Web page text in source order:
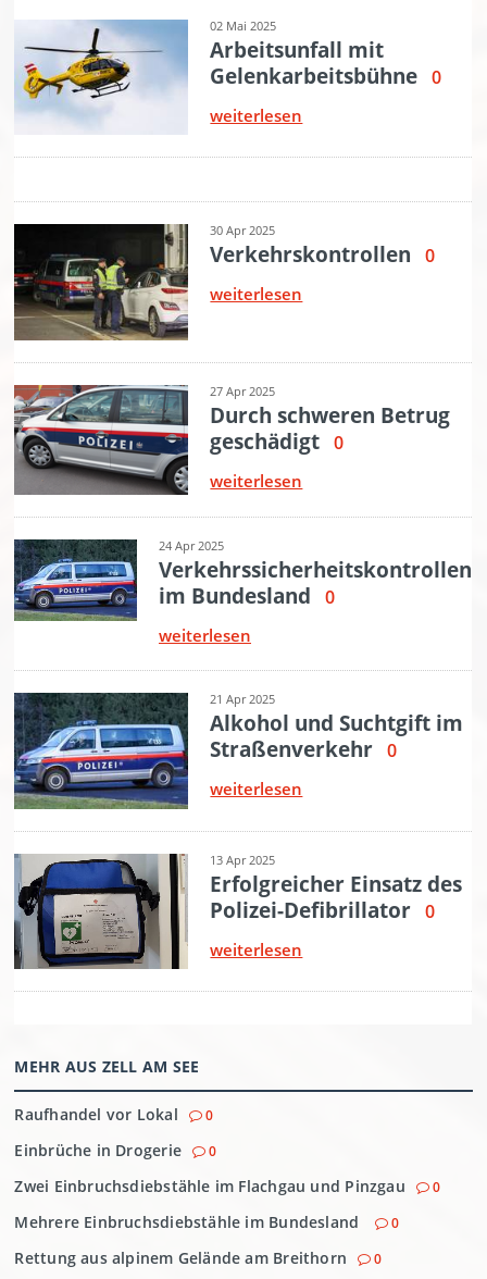
MEHR AUS ZELL AM SEE
Raufhandel vor Lokal 0
Einbrüche in Drogerie 0
Zwei Einbruchsdiebstähle im Flachgau und Pinzgau 0
Mehrere Einbruchsdiebstähle im Bundesland 0
Rettung aus alpinem Gelände am Breithorn 0